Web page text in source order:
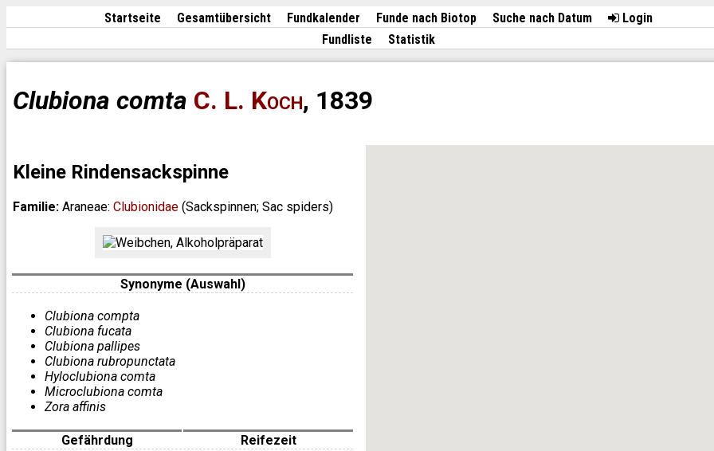
Startseite Gesamtübersicht Fundkalender Funde nach Biotop Suche nach Datum
Login
Fundliste
Statistik
Clubiona comta C. L. Koch, 1839
Kleine Rindensackspinne
Familie: Araneae: Clubionidae (Sackspinnen; Sac spiders)
Synonyme (Auswahl)
Clubiona compta
Clubiona fucata
Clubiona pallipes
Clubiona rubropunctata
Hyloclubiona comta
Microclubiona comta
Zora affinis
Gefährdung
Reifezeit